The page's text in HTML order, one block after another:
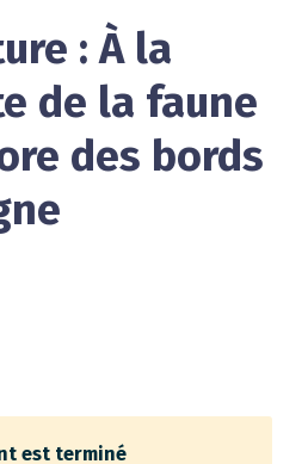
: À la
de la faune
des bords
est terminé